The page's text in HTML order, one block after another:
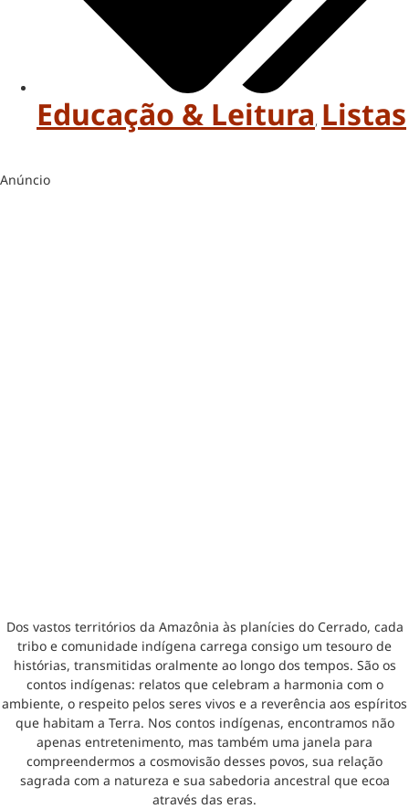
Educação & Leitura, Listas
Anúncio
Dos vastos territórios da Amazônia às planícies do Cerrado, cada
tribo e comunidade indígena carrega consigo um tesouro de
histórias, transmitidas oralmente ao longo dos tempos. São os
contos indígenas: relatos que celebram a harmonia com o
ambiente, o respeito pelos seres vivos e a reverência aos espíritos
que habitam a Terra. Nos contos indígenas, encontramos não
apenas entretenimento, mas também uma janela para
compreendermos a cosmovisão desses povos, sua relação
sagrada com a natureza e sua sabedoria ancestral que ecoa
através das eras.